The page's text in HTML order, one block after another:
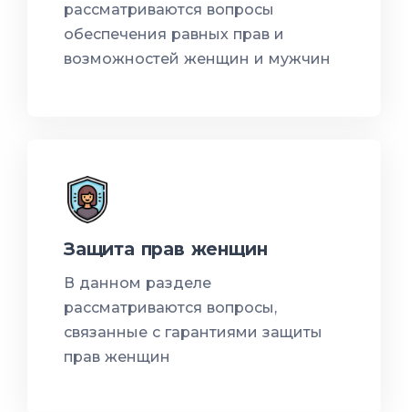
рассматриваются вопросы
обеспечения равных прав и
возможностей женщин и мужчин
Защита прав женщин
В данном разделе
рассматриваются вопросы,
связанные с гарантиями защиты
прав женщин